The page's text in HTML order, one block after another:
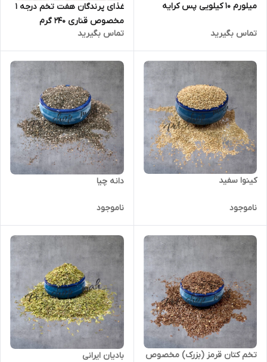
میلورم 10 کیلویی پس کرایه
تماس بگیرید
غذای پرندگان هفت تخم درجه 1
مخصوص قناری 240 گرم
تماس بگیرید
کینوا سفید
ناموجود
دانه چیا
ناموجود
تخم کتان قرمز (بزرک) مخصوص
بادیان ایرانی